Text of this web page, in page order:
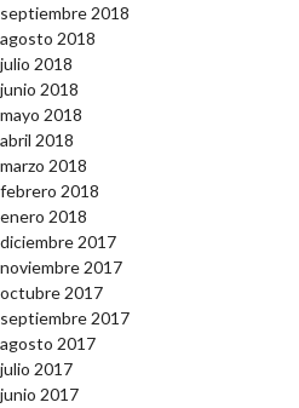
septiembre 2018
agosto 2018
julio 2018
junio 2018
mayo 2018
abril 2018
marzo 2018
febrero 2018
enero 2018
diciembre 2017
noviembre 2017
octubre 2017
septiembre 2017
agosto 2017
julio 2017
junio 2017